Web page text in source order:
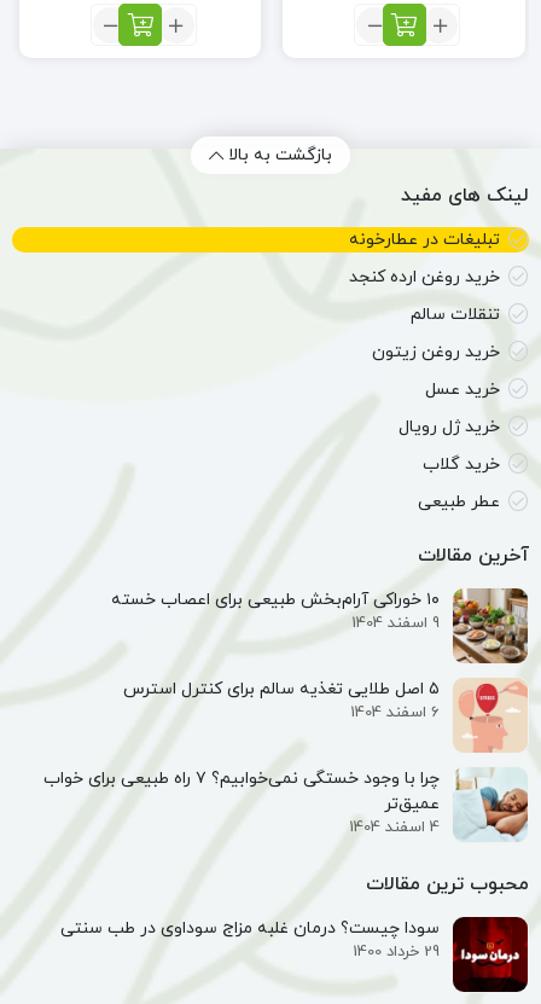
تعداد:
شربت
تعداد:
دوای
بازگشت به بالا
لینک های مفید
تبلیغات در عطارخونه
خرید روغن ارده کنجد
تنقلات سالم
خرید روغن زیتون
خرید عسل
خرید ژل رویال
خرید گلاب
عطر طبیعی
آخرین مقالات
۱۰ خوراکی آرام‌بخش طبیعی برای اعصاب خسته
9 اسفند 1404
۵ اصل طلایی تغذیه سالم برای کنترل استرس
6 اسفند 1404
چرا با وجود خستگی نمی‌خوابیم؟ ۷ راه طبیعی برای خواب
عمیق‌تر
4 اسفند 1404
محبوب ترین مقالات
سودا چیست؟ درمان غلبه مزاج سوداوی در طب سنتی
29 خرداد 1400